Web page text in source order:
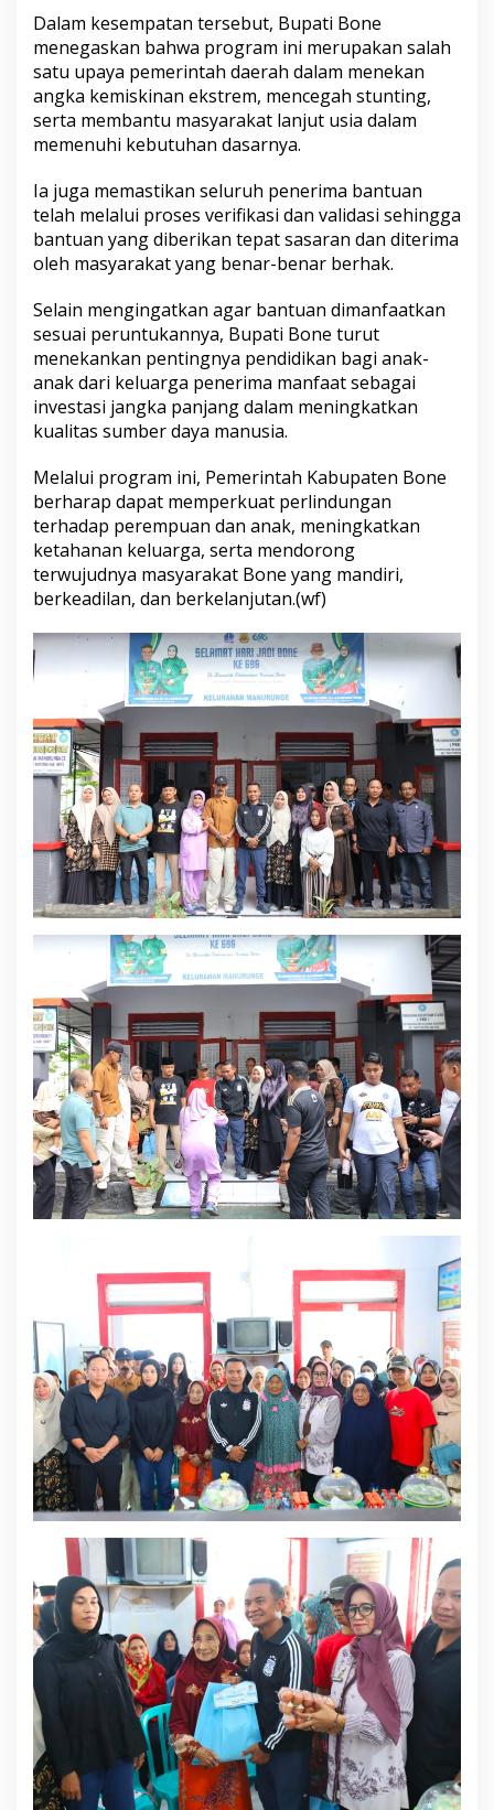
s
e
t
a
r
a
a
G
e
n
d
e
d
a
n
P
e
r
l
d
u
n
g
n
A
a
k
Dalam kesempatan tersebut, Bupati Bone
menegaskan bahwa program ini merupakan salah
satu upaya pemerintah daerah dalam menekan
angka kemiskinan ekstrem, mencegah stunting,
serta membantu masyarakat lanjut usia dalam
memenuhi kebutuhan dasarnya.
Ia juga memastikan seluruh penerima bantuan
telah melalui proses verifikasi dan validasi sehingga
bantuan yang diberikan tepat sasaran dan diterima
oleh masyarakat yang benar-benar berhak.
Selain mengingatkan agar bantuan dimanfaatkan
sesuai peruntukannya, Bupati Bone turut
menekankan pentingnya pendidikan bagi anak-
anak dari keluarga penerima manfaat sebagai
investasi jangka panjang dalam meningkatkan
kualitas sumber daya manusia.
Melalui program ini, Pemerintah Kabupaten Bone
berharap dapat memperkuat perlindungan
terhadap perempuan dan anak, meningkatkan
ketahanan keluarga, serta mendorong
terwujudnya masyarakat Bone yang mandiri,
berkeadilan, dan berkelanjutan.(wf)